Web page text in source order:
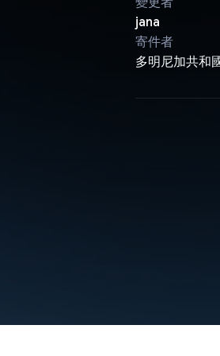
jana
寄件者
多明尼加共和